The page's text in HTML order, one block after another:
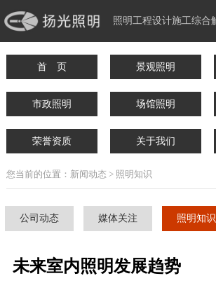
照明工程设计施工综合
首 页 景观照明
市政照明 场馆照明
荣誉资质 关于我们
您当前的位置：新闻动态 > 照明知识
公司动态 媒体关注 照明知识
未来室内照明发展趋势